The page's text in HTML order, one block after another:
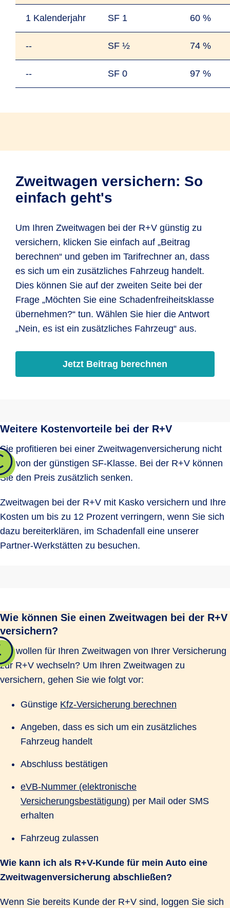
1 Kalender­jahr SF 1 60 %
-- SF ½ 74 %
-- SF 0 97 %
Zweitwagen versichern: So
einfach geht's
Um Ihren Zweitwagen bei der R+V günstig zu
versichern, klicken Sie einfach auf „Beitrag
berechnen“ und geben im Tarifrechner an, dass
es sich um ein zusätzliches Fahrzeug handelt.
Dies können Sie auf der zweiten Seite bei der
Frage „Möchten Sie eine Schadenfreiheitsklasse
übernehmen?“ tun. Wählen Sie hier die Antwort
„Nein, es ist ein zusätzliches Fahrzeug“ aus.
Jetzt Beitrag berechnen
Weitere Kostenvorteile bei der R+V
Sie profitieren bei einer Zweitwagenversicherung nicht
nur von der günstigen SF-Klasse. Bei der R+V können
Sie den Preis zusätzlich senken.
Zweitwagen bei der R+V mit Kasko versichern und Ihre
Kosten um bis zu 12 Prozent verringern, wenn Sie sich
dazu bereiterklären, im Schadenfall eine unserer
Partner-Werkstätten zu besuchen.
Wie können Sie einen Zweitwagen bei der R+V
versichern?
Sie wollen für Ihren Zweitwagen von Ihrer Versicherung
zur R+V wechseln? Um Ihren Zweitwagen zu
versichern, gehen Sie wie folgt vor:
Günstige Kfz-Versicherung berechnen
Angeben, dass es sich um ein zusätzliches
Fahrzeug handelt
Abschluss bestätigen
eVB-Nummer (elektronische
Versicherungsbestätigung) per Mail oder SMS
erhalten
Fahrzeug zulassen
Wie kann ich als R+V-Kunde für mein Auto eine
Zweitwagenversicherung abschließen?
Wenn Sie bereits Kunde der R+V sind, loggen Sie sich